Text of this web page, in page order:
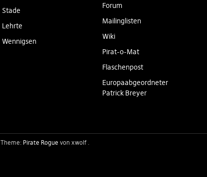
Stade
Lehrte
Wennigsen
Forum
Mailinglisten
Wiki
Pirat-o-Mat
Flaschenpost
Europaabgeordneter
Patrick Breyer
Theme: Pirate Rogue von xwolf